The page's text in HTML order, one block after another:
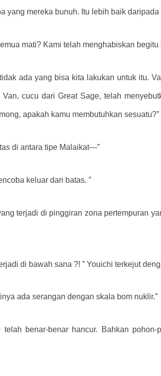
yang mereka bunuh. Itu lebih baik daripada
mati? Kami telah menghabiskan
ada yang bisa kita lakukan untuk itu.
cucu dari Great Sage, telah
apakah kamu membutuhkan sesuatu?”
di antara tipe Malaikat—”
keluar dari batas. ”
terjadi di pinggiran zona pertempuran
di bawah sana ?! ” Youichi terkejut
ada serangan dengan skala bom nuklir.”
benar-benar hancur. Bahkan